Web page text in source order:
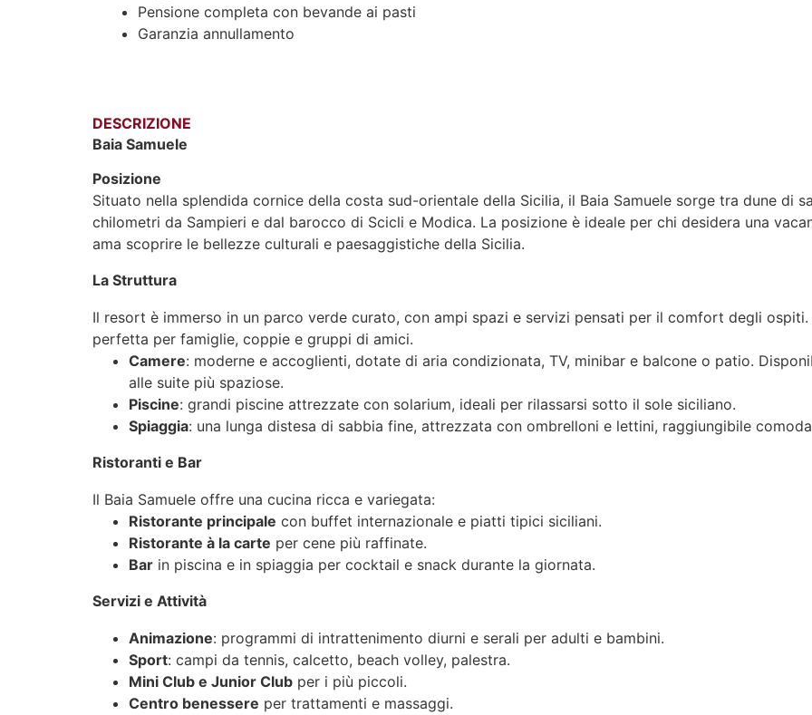
Pensione completa con bevande ai pasti
Garanzia annullamento
DESCRIZIONE
Baia Samuele
Posizione
Situato nella splendida cornice della costa sud-orientale della Sicilia, il Baia Samuele sorge tra dune di
chilometri da Sampieri e dal barocco di Scicli e Modica. La posizione è ideale per chi desidera una
ama scoprire le bellezze culturali e paesaggistiche della Sicilia.
La Struttura
Il resort è immerso in un parco verde curato, con ampi spazi e servizi pensati per il comfort degli ospiti.
perfetta per famiglie, coppie e gruppi di amici.
Camere: moderne e accoglienti, dotate di aria condizionata, TV, minibar e balcone o patio.
alle suite più spaziose.
Piscine: grandi piscine attrezzate con solarium, ideali per rilassarsi sotto il sole siciliano.
Spiaggia: una lunga distesa di sabbia fine, attrezzata con ombrelloni e lettini, raggiungibile
Ristoranti e Bar
Il Baia Samuele offre una cucina ricca e variegata:
Ristorante principale con buffet internazionale e piatti tipici siciliani.
Ristorante à la carte per cene più raffinate.
Bar in piscina e in spiaggia per cocktail e snack durante la giornata.
Servizi e Attività
Animazione: programmi di intrattenimento diurni e serali per adulti e bambini.
Sport: campi da tennis, calcetto, beach volley, palestra.
Mini Club e Junior Club per i più piccoli.
Centro benessere per trattamenti e massaggi.